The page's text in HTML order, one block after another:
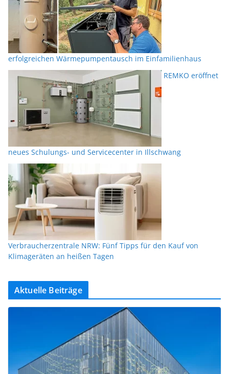
erfolgreichen Wärmepumpentausch im Einfamilienhaus
REMKO eröffnet
neues Schulungs- und Servicecenter in Illschwang
Verbraucherzentrale NRW: Fünf Tipps für den Kauf von
Klimageräten an heißen Tagen
Aktuelle Beiträge